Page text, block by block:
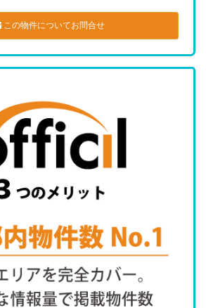
この物件についてお問合せ